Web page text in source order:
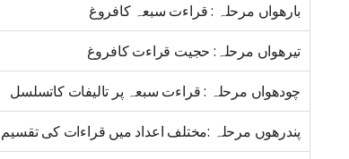
بارھواں مرحلہ : قراءت سبعہ کافروغ
تیرھواں مرحلہ: حجیت قراءت کافروغ
چودھواں مرحلہ : قراءت سبعہ پر تالیفات کاتسلسل
پندرھوں مرحلہ :مختلف اعداد میں قراءات کی تقسیم